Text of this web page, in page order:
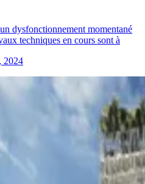
dysfonctionnement momentané
techniques en cours sont à
2024